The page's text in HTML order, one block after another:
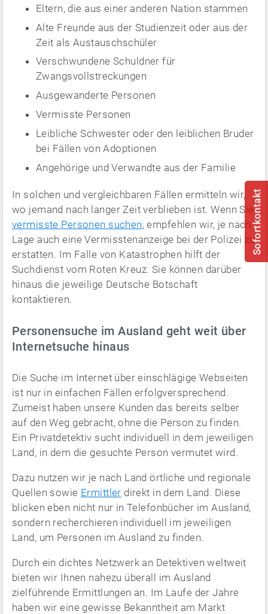
Eltern, die aus einer anderen Nation stammen
Alte Freunde aus der Studienzeit oder aus der
Zeit als Austauschschüler
Verschwundene Schuldner für
Zwangsvollstreckungen
Ausgewanderte Personen
Vermisste Personen
Leibliche Schwester oder den leiblichen Bruder
bei Fällen von Adoptionen
Angehörige und Verwandte aus der Familie
In solchen und vergleichbaren Fällen ermitteln wir,
wo jemand nach langer Zeit verblieben ist. Wenn Sie
vermisste Personen suchen, empfehlen wir, je nach
Lage auch eine Vermisstenanzeige bei der Polizei zu
erstatten. Im Falle von Katastrophen hilft der
Suchdienst vom Roten Kreuz. Sie können darüber
hinaus die jeweilige Deutsche Botschaft
kontaktieren.
Personensuche im Ausland geht weit über
Internetsuche hinaus
Die Suche im Internet über einschlägige Webseiten
ist nur in einfachen Fällen erfolgversprechend.
Zumeist haben unsere Kunden das bereits selber
auf den Weg gebracht, ohne die Person zu finden.
Ein Privatdetektiv sucht individuell in dem jeweiligen
Land, in dem die gesuchte Person vermutet wird.
Dazu nutzen wir je nach Land örtliche und regionale
Quellen sowie Ermittler direkt in dem Land. Diese
blicken eben nicht nur in Telefonbücher im Ausland,
sondern recherchieren individuell im jeweiligen
Land, um Personen im Ausland zu finden.
Durch ein dichtes Netzwerk an Detektiven weltweit
bieten wir Ihnen nahezu überall im Ausland
zielführende Ermittlungen an. Im Laufe der Jahre
haben wir eine gewisse Bekanntheit am Markt
Sofortkontakt